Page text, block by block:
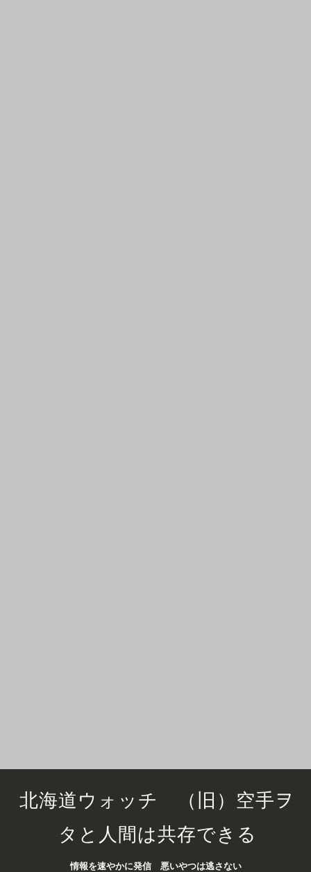
北海道ウォッチ （旧）空手ヲ
タと人間は共存できる
情報を速やかに発信 悪いやつは逃さない